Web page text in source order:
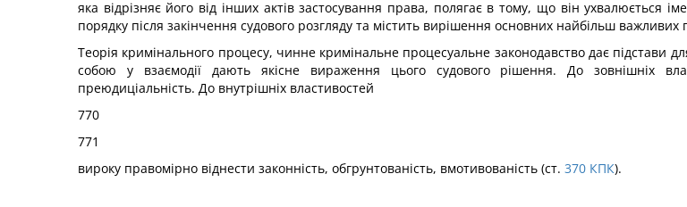
яка відрізняє його від інших актів застосування права, полягає в тому, що він ухвалюється
порядку після закінчення судового розгляду та містить вирішення основних найбільш
Теорія кримінального процесу, чинне кримінальне процесуальне законодавство дає підстави
собою у взаємодії дають якісне вираження цього судового рішення. До зовнішніх
преюдиціальність. До внутрішніх властивостей
770
771
вироку правомірно віднести законність, обгрунтованість, вмотивованість (ст. 370 КПК).